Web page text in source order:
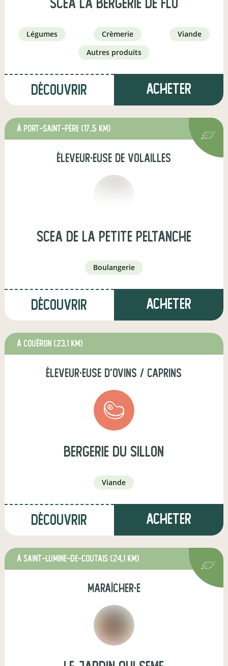
SCEA La bergerie de flo
légumes crèmerie
viande
autres produits
Découvrir Acheter
à Port-Saint-Père (17,5 km)
éleveur·euse de volailles
scea de la petite peltanche
boulangerie
Découvrir Acheter
à Couëron (23,1 km)
éleveur·euse d'ovins / caprins
bergerie du sillon
viande
Découvrir Acheter
à Saint-Lumine-de-Coutais (24,1 km)
maraîcher·e